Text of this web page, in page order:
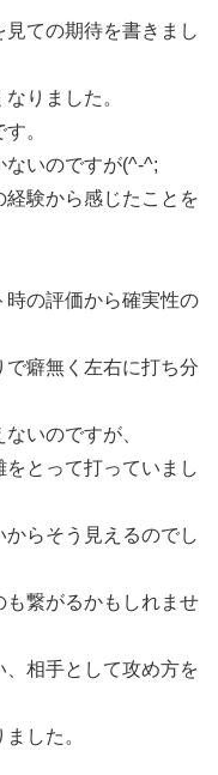
ての期待を書きまし
りました。
。
ないのですが(^-^;
験から感じたことを
の評価から確実性の
癖無く左右に打ち分
いのですが、
とって打っていまし
らそう見えるのでし
繋がるかもしれませ
相手として攻め方を
した。